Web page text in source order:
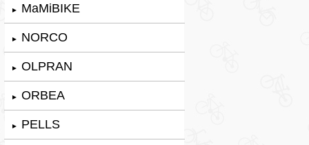
► MaMiBIKE
► NORCO
► OLPRAN
► ORBEA
► PELLS